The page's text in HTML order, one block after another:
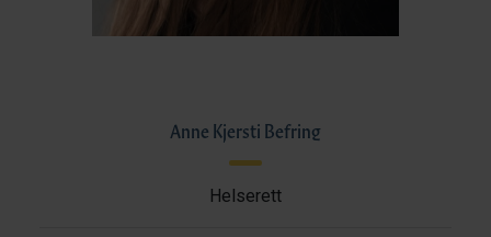
Anne Kjersti Befring
Helserett